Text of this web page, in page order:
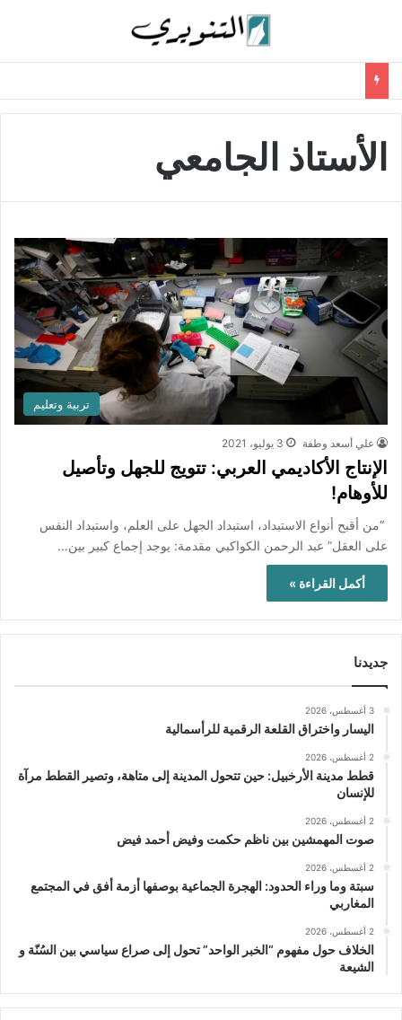
الأستاذ الجامعي
تربية وتعليم
علي أسعد وطفة 3 يوليو، 2021
الإنتاج الأكاديمي العربي: تتويج للجهل وتأصيل
للأوهام!
“من أقبح أنواع الاستبداد، استبداد الجهل على العلم، واستبداد النفس
على العقل” عبد الرحمن الكواكبي مقدمة: يوجد إجماع كبير بين…
أكمل القراءة »
جديدنا
3 أغسطس، 2026
اليسار واختراق القلعة الرقمية للرأسمالية
2 أغسطس، 2026
قطط مدينة الأرخبيل: حين تتحول المدينة إلى متاهة، وتصير القطط مرآة
للإنسان
2 أغسطس، 2026
صوت المهمشين بين ناظم حكمت وفيض أحمد فيض
2 أغسطس، 2026
سبتة وما وراء الحدود: الهجرة الجماعية بوصفها أزمة أفق في المجتمع
المغاربي
2 أغسطس، 2026
الخلاف حول مفهوم “الخبر الواحد” تحول إلى صراع سياسي بين السُنّة و
الشيعة